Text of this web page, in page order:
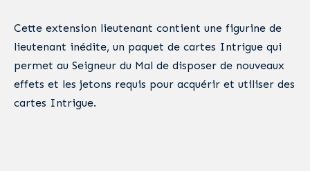
Cette extension lieutenant contient une figurine de
lieutenant inédite, un paquet de cartes Intrigue qui
permet au Seigneur du Mal de disposer de nouveaux
effets et les jetons requis pour acquérir et utiliser des
cartes Intrigue.